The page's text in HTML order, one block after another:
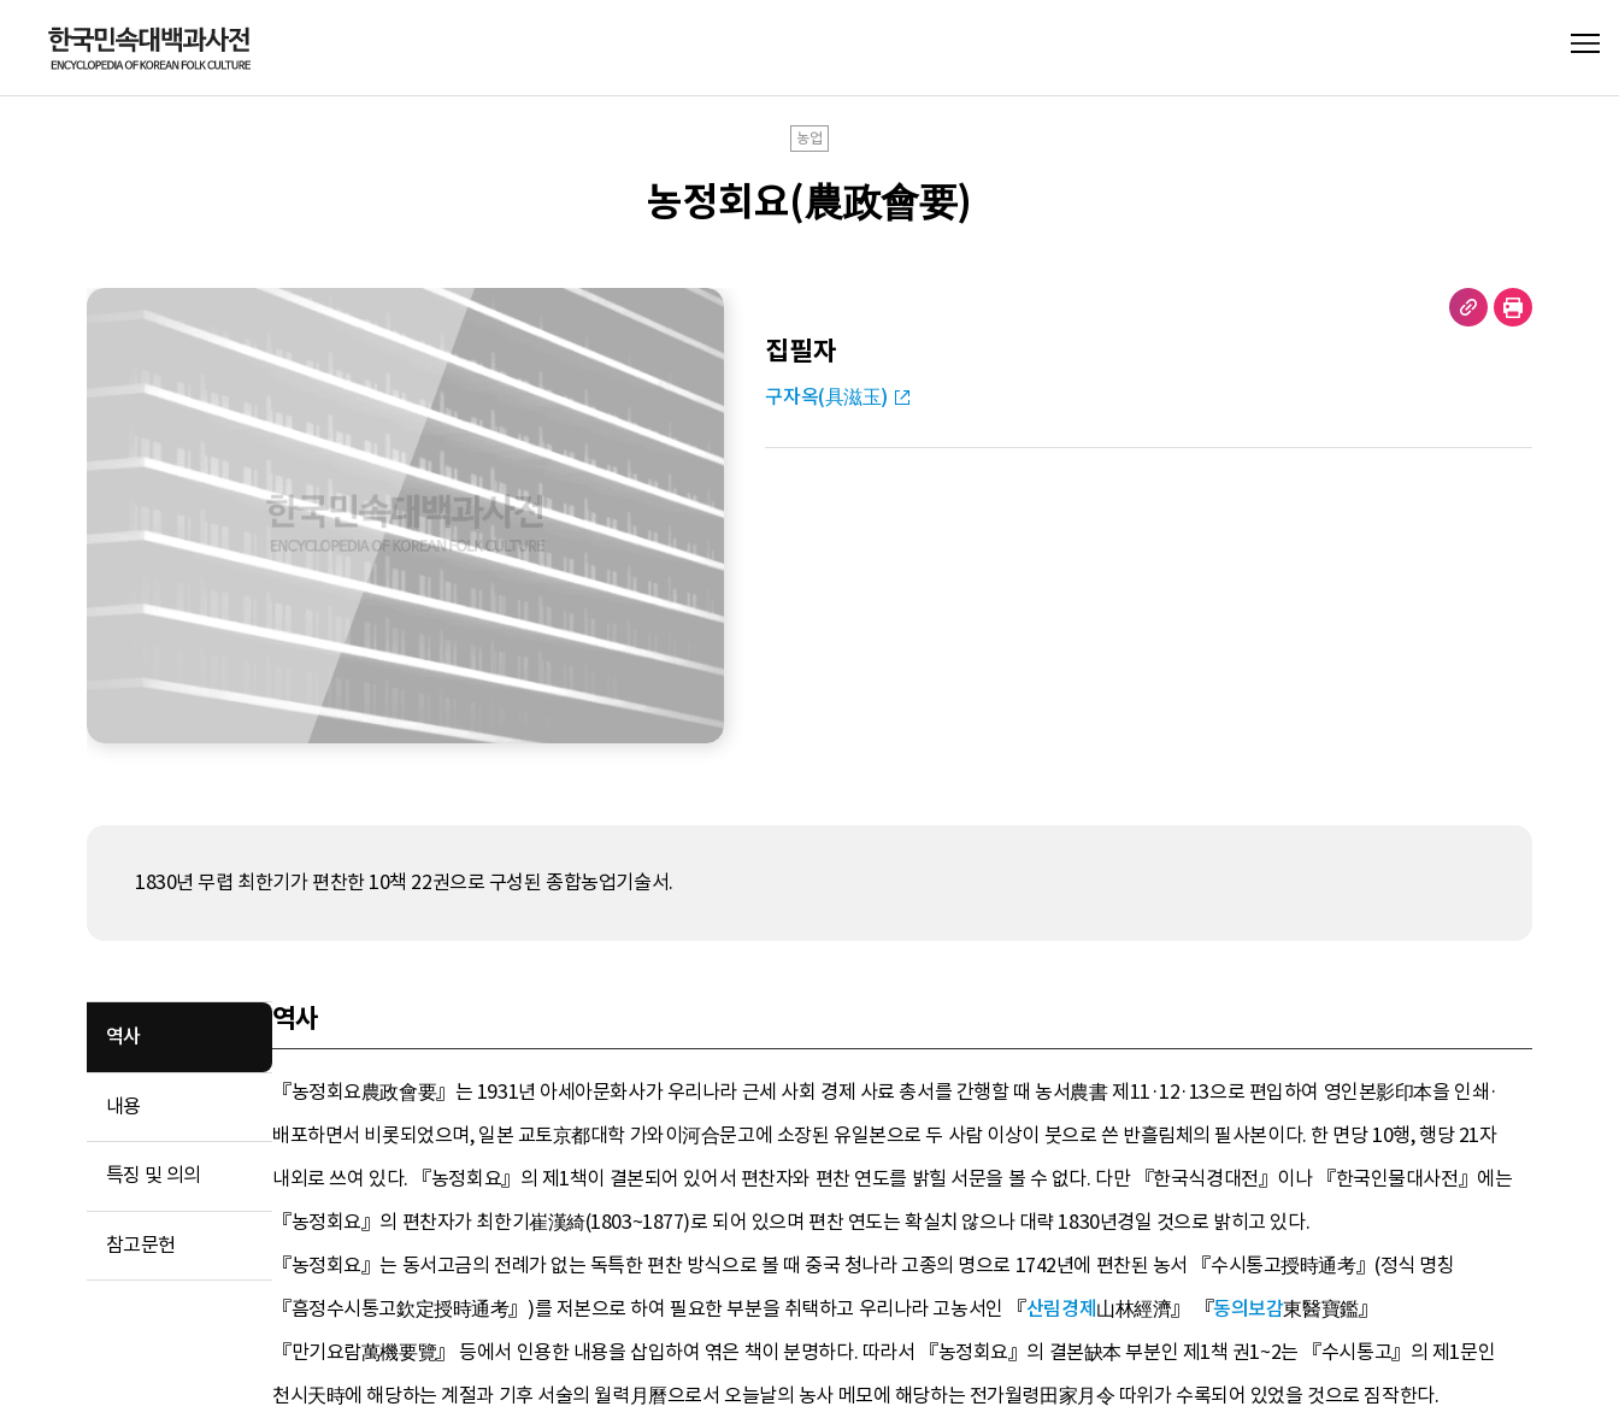
농업
농정회요(農政會要)
집필자
구자옥(具滋玉)
1830년 무렵 최한기가 편찬한 10책 22권으로 구성된 종합농업기술서.
역사
내용
특징 및 의의
참고문헌
역사
『농정회요農政會要』는 1931년 아세아문화사가 우리나라 근세 사회 경제 사료 총서를 간행할 때 농서農書 제11·12·13으로 편입하여 영인본影印本을 인쇄·
배포하면서 비롯되었으며, 일본 교토京都대학 가와이河合문고에 소장된 유일본으로 두 사람 이상이 붓으로 쓴 반흘림체의 필사본이다. 한 면당 10행, 행당 21자
내외로 쓰여 있다. 『농정회요』의 제1책이 결본되어 있어서 편찬자와 편찬 연도를 밝힐 서문을 볼 수 없다. 다만 『한국식경대전』이나 『한국인물대사전』에는
『농정회요』의 편찬자가 최한기崔漢綺(1803~1877)로 되어 있으며 편찬 연도는 확실치 않으나 대략 1830년경일 것으로 밝히고 있다.
『농정회요』는 동서고금의 전례가 없는 독특한 편찬 방식으로 볼 때 중국 청나라 고종의 명으로 1742년에 편찬된 농서 『수시통고授時通考』(정식 명칭
『흠정수시통고欽定授時通考』)를 저본으로 하여 필요한 부분을 취택하고 우리나라 고농서인 『산림경제山林經濟』 『동의보감東醫寶鑑』
『만기요람萬機要覽』 등에서 인용한 내용을 삽입하여 엮은 책이 분명하다. 따라서 『농정회요』의 결본缺本 부분인 제1책 권1~2는 『수시통고』의 제1문인
천시天時에 해당하는 계절과 기후 서술의 월력月曆으로서 오늘날의 농사 메모에 해당하는 전가월령田家月令 따위가 수록되어 있었을 것으로 짐작한다.